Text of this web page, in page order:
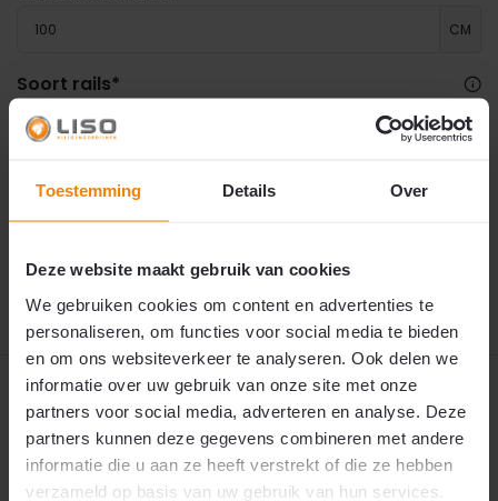
Toestemming Details Over
Deze website maakt gebruik van cookies
We gebruiken cookies om content en advertenties te
personaliseren, om functies voor social media te bieden
en om ons websiteverkeer te analyseren. Ook delen we
informatie over uw gebruik van onze site met onze
partners voor social media, adverteren en analyse. Deze
partners kunnen deze gegevens combineren met andere
informatie die u aan ze heeft verstrekt of die ze hebben
verzameld op basis van uw gebruik van hun services.
CM
Soort rails*
Maak een keuze
€ 49,50 ✅Snelle levering: 1 tot 2 werkdagen.
Dit product is snel leverbaar. Wij verzenden uw
🚚 Meestalvandaagnog verzonden.
Productomschrijving
Productvideo